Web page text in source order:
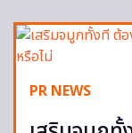
PR NEWS